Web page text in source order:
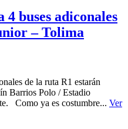
buses adiconales
– Tolima
de la ruta R1 estarán
Barrios Polo / Estadio
Como ya es costumbre... Ver